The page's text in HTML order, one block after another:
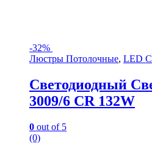
-32%
Люстры Потолочные, LED
Светодиодный
3009/6 CR 132W
0 out of 5
(0)